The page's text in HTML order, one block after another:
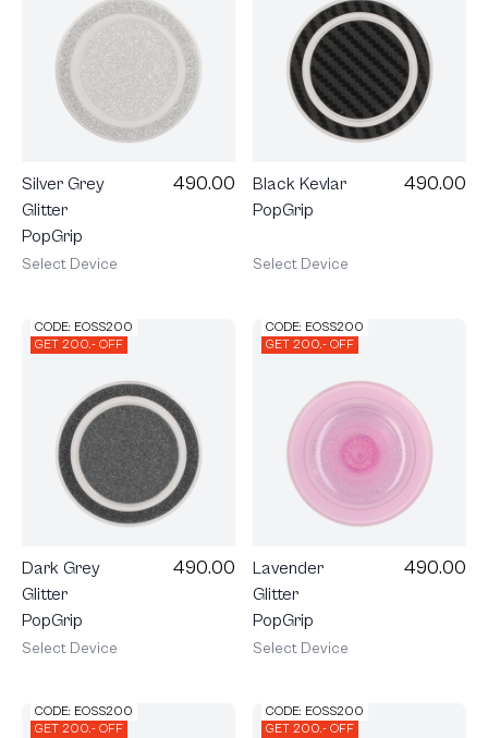
Silver Grey
Glitter
PopGrip
490.00
Select Device
Black Kevlar
PopGrip
490.00
Select Device
CODE: EOSS200
GET 200.- OFF
Dark Grey
Glitter
PopGrip
490.00
Select Device
CODE: EOSS200
GET 200.- OFF
Lavender
Glitter
PopGrip
490.00
Select Device
CODE: EOSS200
GET 200.- OFF
CODE: EOSS200
GET 200.- OFF